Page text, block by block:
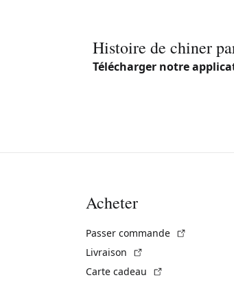
Histoire de chiner
Télécharger notre
Acheter
Passer commande
Livraison
Carte cadeau